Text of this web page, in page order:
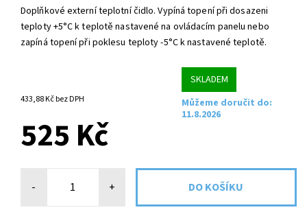
Doplňkové externí teplotní čidlo. Vypíná topení při dosazeni
teploty +5°C k teplotě nastavené na ovládacím panelu nebo
zapíná topení při poklesu teploty -5°C k nastavené teplotě.
433,88 Kč bez DPH
SKLADEM
Můžeme doručit do:
11.8.2026
525 Kč
- +